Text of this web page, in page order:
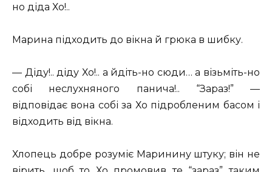
но діда Хо!..
Марина підходить до вікна й грюка в шибку.
— Діду!.. діду Хо!.. а йдіть-но сюди… а візьміть-но
собі неслухняного панича!.. “Зараз!” —
відповідає вона собі за Хо підробленим басом і
відходить від вікна.
Хлопець добре розуміє Маринину штуку; він не